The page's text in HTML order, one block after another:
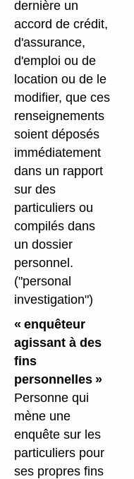
dernière un
accord de crédit,
d'assurance,
d'emploi ou de
location ou de le
modifier, que ces
renseignements
soient déposés
immédiatement
dans un rapport
sur des
particuliers ou
compilés dans
un dossier
personnel.
("personal
investigation")
« enquêteur
agissant à des
fins
personnelles »
Personne qui
mène une
enquête sur les
particuliers pour
ses propres fins